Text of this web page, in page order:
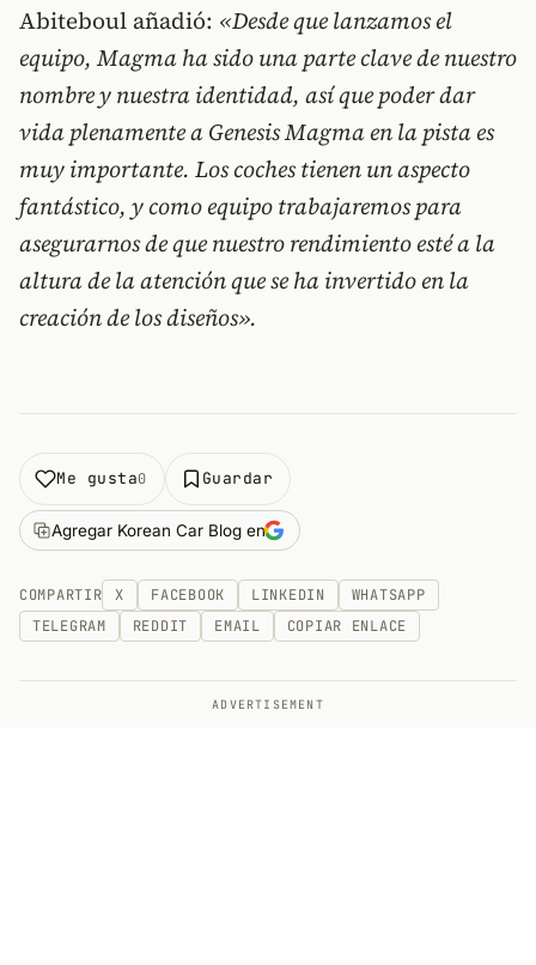
Abiteboul añadió: «Desde que lanzamos el
equipo, Magma ha sido una parte clave de nuestro
nombre y nuestra identidad, así que poder dar
vida plenamente a Genesis Magma en la pista es
muy importante. Los coches tienen un aspecto
fantástico, y como equipo trabajaremos para
asegurarnos de que nuestro rendimiento esté a la
altura de la atención que se ha invertido en la
creación de los diseños».
Me gusta0 Guardar
Agregar Korean Car Blog en
COMPARTIR X FACEBOOK LINKEDIN
WHATSAPP
TELEGRAM
REDDIT EMAIL COPIAR ENLACE
ADVERTISEMENT